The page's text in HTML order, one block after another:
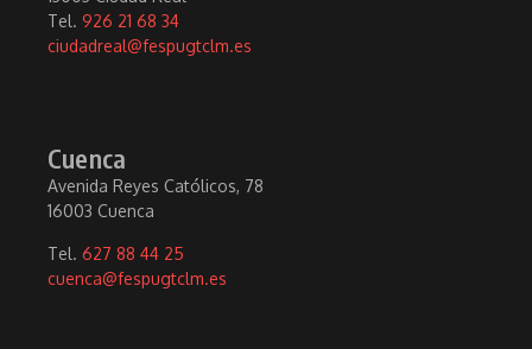
Tel. 926 21 68 34
ciudadreal@fespugtclm.es
Cuenca
Avenida Reyes Católicos, 78
16003 Cuenca
Tel. 627 88 44 25
cuenca@fespugtclm.es